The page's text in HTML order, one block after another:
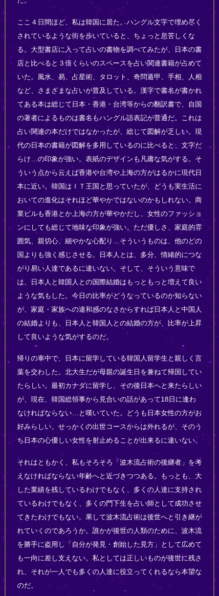
ここ４日間ほど、私は韓国に居た。ハングル文字で埋め尽く
されているような街を歩いていると、ちょっと息苦しくな
る。大型書店に入って占いの書物を調べてみたが、日本の書
店と比べると３倍くらいのスペースを占い関連書籍が占めて
いた。風水、易、占星術、タロット、奇問遁甲、手相、人相
など、さまざまな占いが普及している。漢字で書名が書かれ
てある本は総じて日本・香港・台湾等からの翻訳書で、自国
の著者によるものは書名もハングル語表記が普通だ。これは
占い関連の本だけではなかったが、総じて図解が乏しい。現
代の日本の書籍が図解を多用しているのに比べると、文字だ
らけ…の印象が強い。表紙のデザインも凡庸な気がする。そ
ういう点から云えば香港や台湾や上海の方がはるかに現代日
本に近い。韓国はＩＴ王国と思っていたが、どうも実生活に
おいての進化はそれほど華やかではないのかもしれない。商
業ビルも香港とか上海の方が華やかだし、女性のファッショ
ンにしても総じて地味な印象が強い。ただ優しさ、家庭的雰
囲気、親切心、細やかな心配り…そういうものは、他のどの
国よりも強く感じさせる。日本人とは、多分、情緒的につな
がり易い人達であるに違いない。そして、そういう意味で
は、日本人と韓国人との国際結婚はもっともっと増えて良い
ような気もした。今日の比率がどうなっているのか知らない
が、家庭・家族への違和感のなさからすれば日本人と中国人
の結婚よりも、日本人と韓国人との結婚の方が、比率が上昇
して良いような気がするのだ。
帰りの車中で、日本に留学している韓国人留学生と親しく言
葉を交わした。北大生だが母親の誕生日を兼ねて帰国してい
たらしい。最初カナダに留学し、その後日本へと来たらしい
が、現在、韓国総領事から見合いの話があって18日に逢わ
なければならない…と嘆いていた。どうも日本女性の方がお
好みらしい。せっかくの出世コースからは外れるが、そのう
ち日本の心優しい女性を射止めることが出来るに違いない。
それはともかく、私もそろそろ「波木流占術の後継者」を考
えなければならない年齢へと近づきつつある。もっとも、大
した業績を残しているわけでもなく、多くの人達に支持され
ているわけでもなく、多くの門下生を占い師として成功させ
てきたわけでもない。果して波木流占術は後世へと引き継が
れていくのであろうか。誰かが後世の人類のために、波木流
を勝手に盗用し「自分が発見・創始した見方」として広めて
も一向に差し支えない。私としては正しいものが後世に残さ
れ、それが一人でも多くの人達に役立ってくれるなら本望な
のだ。